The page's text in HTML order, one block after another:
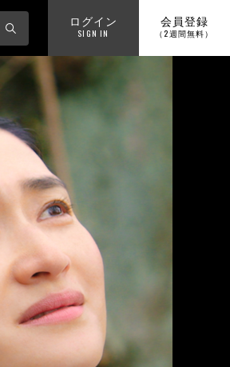
ログイン
SIGN IN
会員登録
（2週間無料）